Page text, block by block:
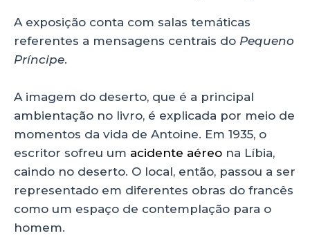
A exposição conta com salas temáticas
referentes a mensagens centrais do Pequeno
Príncipe.
A imagem do deserto, que é a principal
ambientação no livro, é explicada por meio de
momentos da vida de Antoine. Em 1935, o
escritor sofreu um acidente aéreo na Líbia,
caindo no deserto. O local, então, passou a ser
representado em diferentes obras do francês
como um espaço de contemplação para o
homem.